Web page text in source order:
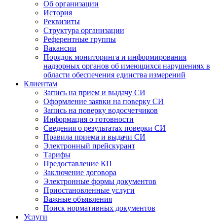
Об организации
История
Реквизиты
Структура организации
Референтные группы
Вакансии
Порядок мониторинга и информирования
надзорных органов об имеющихся нарушениях в
области обеспечения единства измерений
Клиентам
Запись на прием и выдачу СИ
Оформление заявки на поверку СИ
Запись на поверку водосчетчиков
Информация о готовности
Сведения о результатах поверки СИ
Правила приема и выдачи СИ
Электронный прейскурант
Тарифы
Предоставление КП
Заключение договора
Электронные формы документов
Приостановленные услуги
Важные объявления
Поиск нормативных документов
Услуги